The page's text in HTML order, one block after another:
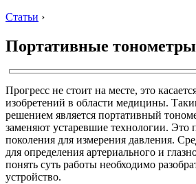
Статьи ›
Портативные тонометры
Прогресс не стоит на месте, это
изобретений в области медицины.
решением является портативный
заменяют устаревшие технологии. Это
поколения для измерения давления.
для определения артериального и
понять суть работы необходимо
устройство.